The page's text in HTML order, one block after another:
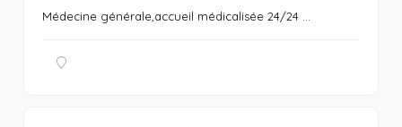
Médecine générale,accueil médicalisée 24/24 ...